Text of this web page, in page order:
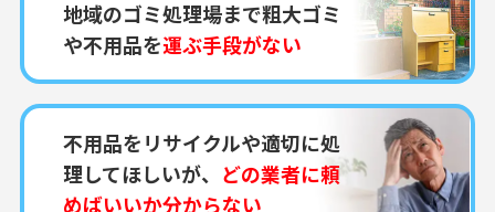
地域のゴミ処理場まで粗大ゴミ
や不用品を運ぶ手段がない
不用品をリサイクルや適切に処
理してほしいが、 どの業者に頼
めばいいか分からない